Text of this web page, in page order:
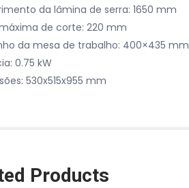
da lâmina de serra: 1650 mm
de corte: 220 mm
da mesa de trabalho: 400×435 mm
0.75 kW
530x515x955 mm
Products